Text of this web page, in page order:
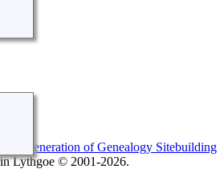
Generation of Genealogy Sitebuilding
Lythgoe © 2001-2026.